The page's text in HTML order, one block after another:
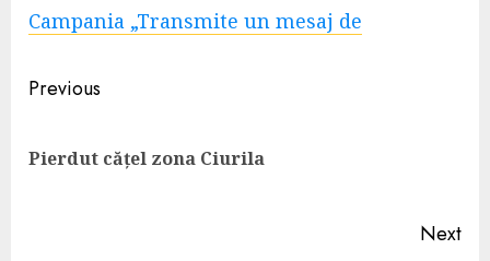
Campania „Transmite un mesaj de
Continue
Previous
Pierdut cățel zona Ciurila
Next